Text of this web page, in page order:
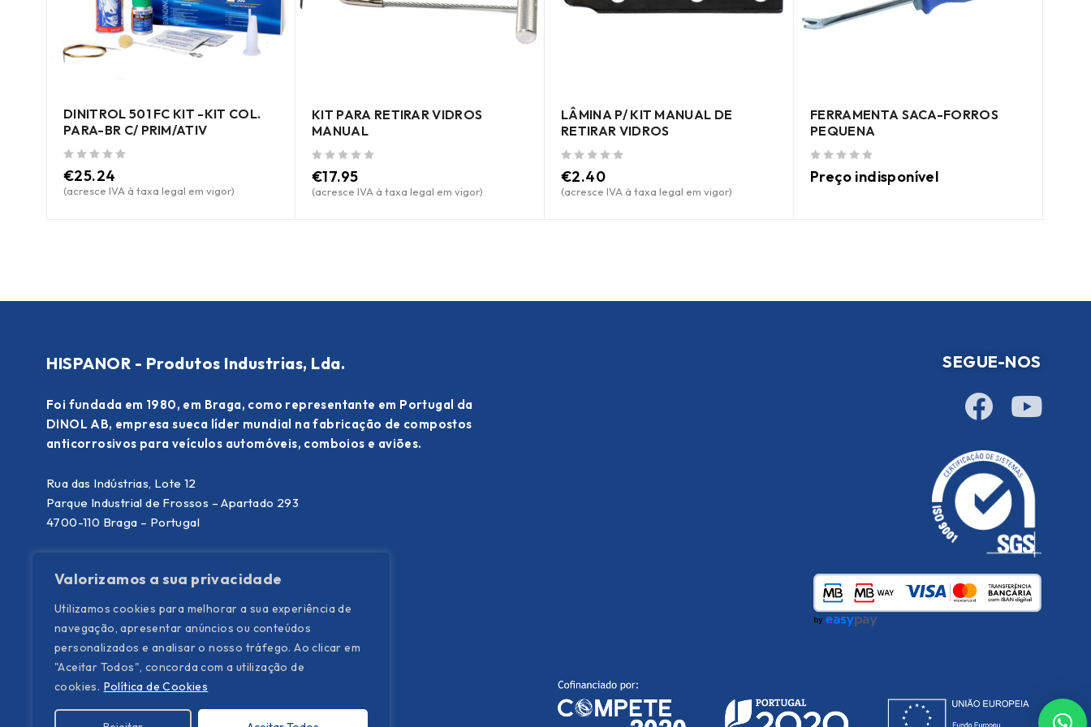
Valorizamos a sua privacidade
Utilizamos cookies para melhorar a sua experiência de
navegação, apresentar anúncios ou conteúdos
personalizados e analisar o nosso tráfego. Ao clicar em
"Aceitar Todos", concorda com a utilização de
cookies. Política de Cookies
DINITROL 501 FC KIT -KIT COL.
PARA-BR C/ PRIM/ATIV
€25.24
(acresce IVA à taxa legal em vigor)
KIT PARA RETIRAR VIDROS
MANUAL
€17.95
(acresce IVA à taxa legal em vigor)
LÂMINA P/ KIT MANUAL DE
RETIRAR VIDROS
€2.40
(acresce IVA à taxa legal em vigor)
FERRAMENTA SACA-FORROS
PEQUENA
Preço indisponível
HISPANOR - Produtos Industrias, Lda.
Foi fundada em 1980, em Braga, como representante em Portugal da
DINOL AB, empresa sueca líder mundial na fabricação de compostos
anticorrosivos para veículos automóveis, comboios e aviões.
Rua das Indústrias, Lote 12
Parque Industrial de Frossos – Apartado 293
4700-110 Braga – Portugal
E.info@hispanor.pt
SEGUE-NOS